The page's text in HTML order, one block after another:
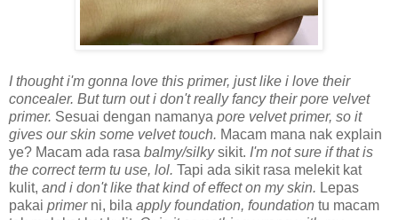
I thought i'm gonna love this primer, just like i love their
concealer. But turn out i don't really fancy their pore velvet
primer. Sesuai dengan namanya pore velvet primer, so it
gives our skin some velvet touch. Macam mana nak explain
ye? Macam ada rasa balmy/silkysikit. I'm not sure if that is
the correct term tu use, lol. Tapi ada sikit rasa melekit kat
kulit, and i don't like that kind of effect on my skin. Lepas
pakai primerni, bila apply foundation, foundation tu macam